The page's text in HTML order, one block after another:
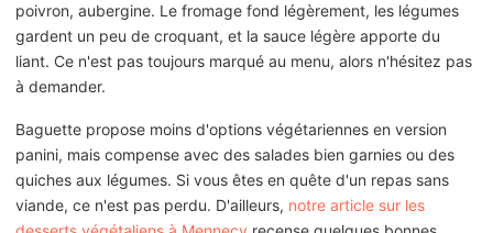
poivron, aubergine. Le fromage fond légèrement, les légumes
gardent un peu de croquant, et la sauce légère apporte du
liant. Ce n'est pas toujours marqué au menu, alors n'hésitez pas
à demander.
Baguette propose moins d'options végétariennes en version
panini, mais compense avec des salades bien garnies ou des
quiches aux légumes. Si vous êtes en quête d'un repas sans
viande, ce n'est pas perdu. D'ailleurs, notre article sur les